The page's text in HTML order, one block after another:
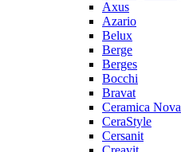
Axus
Azario
Belux
Berge
Berges
Bocchi
Bravat
Ceramica Nova
CeraStyle
Cersanit